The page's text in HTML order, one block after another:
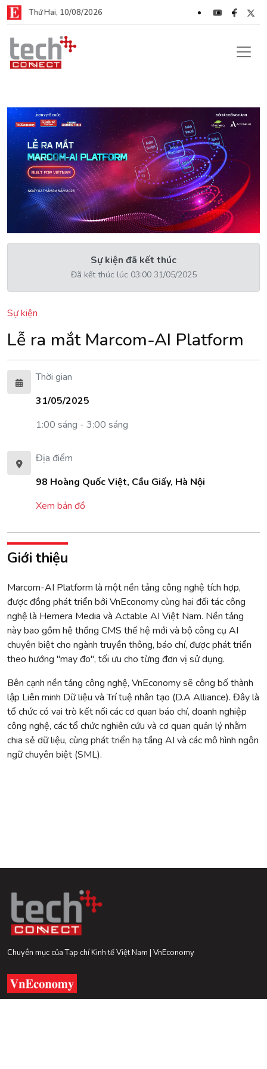
Thứ Hai, 10/08/2026
Sự kiện đã kết thúc
Đã kết thúc lúc 03:00 31/05/2025
Sự kiện
Lễ ra mắt Marcom-AI Platform
Thời gian
31/05/2025
1:00 sáng - 3:00 sáng
Địa điểm
98 Hoàng Quốc Việt, Cầu Giấy, Hà Nội
Xem bản đồ
Giới thiệu
Marcom-AI Platform là một nền tảng công nghệ tích hợp,
được đồng phát triển bởi VnEconomy cùng hai đối tác công
nghệ là Hemera Media và Actable AI Việt Nam. Nền tảng
này bao gồm hệ thống CMS thế hệ mới và bộ công cụ AI
chuyên biệt cho ngành truyền thông, báo chí, được phát triển
theo hướng "may đo", tối ưu cho từng đơn vị sử dụng.
Bên cạnh nền tảng công nghệ, VnEconomy sẽ công bố thành
lập Liên minh Dữ liệu và Trí tuệ nhân tạo (D.A Alliance). Đây là
tổ chức có vai trò kết nối các cơ quan báo chí, doanh nghiệp
công nghệ, các tổ chức nghiên cứu và cơ quan quản lý nhằm
chia sẻ dữ liệu, cùng phát triển hạ tầng AI và các mô hình ngôn
ngữ chuyên biệt (SML).
Chuyên mục của Tạp chí Kinh tế Việt Nam | VnEconomy